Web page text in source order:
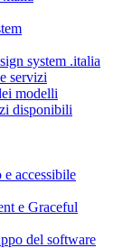
system .italia
servizi
modelli
disponibili
accessibile
e Graceful
del software